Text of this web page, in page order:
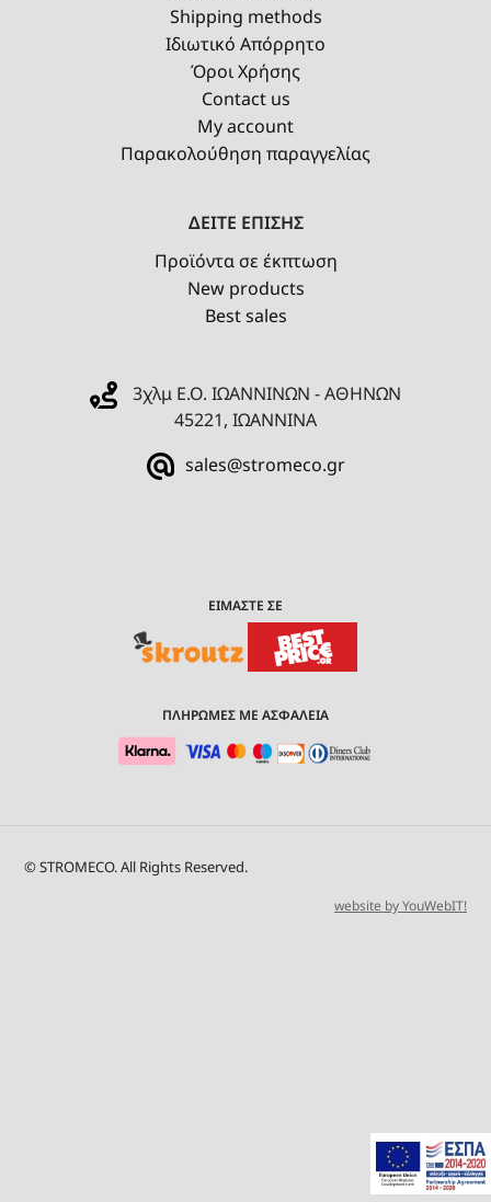
Shipping methods
Ιδιωτικό Απόρρητο
Όροι Χρήσης
Contact us
My account
Παρακολούθηση παραγγελίας
ΔΕΙΤΕ ΕΠΙΣΗΣ
Προϊόντα σε έκπτωση
New products
Best sales
3χλμ Ε.Ο. ΙΩΑΝΝΙΝΩΝ - ΑΘΗΝΩΝ
45221, ΙΩΑΝΝΙΝΑ
sales@stromeco.gr
ΕΙΜΑΣΤΕ ΣΕ
ΠΛΗΡΩΜΕΣ ΜΕ ΑΣΦΑΛΕΙΑ
© STROMECO. All Rights Reserved.
website by YouWebIT!